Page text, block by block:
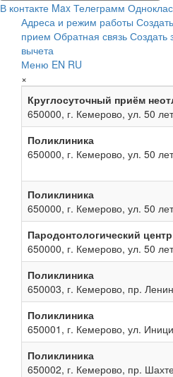
В контакте Max Телеграмм
Адреса и режим работы
прием Обратная связь Создать
вычета
Меню EN RU
×
Круглосуточный приём
650000, г. Кемерово, ул. 50
Поликлиника
650000, г. Кемерово, ул. 50
Поликлиника
650000, г. Кемерово, ул. 50
Пародонтологический центр
650000, г. Кемерово, ул. 50
Поликлиника
650003, г. Кемерово, пр.
Поликлиника
650001, г. Кемерово, ул.
Поликлиника
650002, г. Кемерово, пр.